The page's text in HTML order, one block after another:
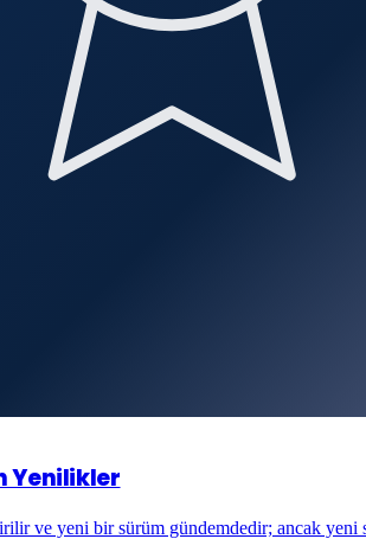
Yenilikler
ve yeni bir sürüm gündemdedir; ancak yeni